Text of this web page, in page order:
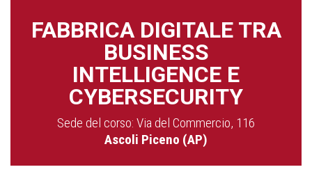
FABBRICA DIGITALE TRA
BUSINESS
INTELLIGENCE E
CYBERSECURITY
Sede del corso: Via del Commercio, 116
Ascoli Piceno (AP)